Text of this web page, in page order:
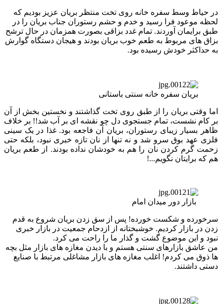
در حیاط وسط سفره خانه روی تخت منتظر بریان عزیز بودیم که
لحظه موعود فرا رسید و خدم و حشم رستوران جناب بریان را در
طبق برایمان آوردند. تمام غدد بزاقی بصورت همزمان در حال ترشح
بزاق های مربوط به طعم خوب بریان بودند و هیجان دستگاه گوارش
به حداکثر خودش رسیده بود.
بریان سفره خانه سنتی باستانی
اما وقتی بریان را از طبق روی تخت گذاشتند و نخستین بخش از آن
بر کام نشست، تمام جستجوی دل چو نقشه ای بر آب شد!! بر خلاف
ظاهر بسیار زیبای رستوران، بریان آن فاجعه بود. غذا در یک سینی
فلزی عهد بوق سرو شد و نه تنها از نان تازه خبری نبود، بلکه حتی
زحمت گرم کردن نان را هم به خودشان نداده بودند. از طعم بریان
هم که برایتان نگویم...!
بازار دور میدان امام
سرخورده و شکست خورده! پس از سق زدن بریان شروع به قدم
زدن در بازار کردیم. خوشبختانه از ازدحام جمعیت در بازار خبری
نبود و این موضوع گشت و گذار ما را راحت می کرد.
من عاشق بازارهای سنتی هستم و با دیدن مغازه های بازار مثل بچه
ها ذوق می کردم! اغلب مغازه های بازار مشاغلی مرتبط با صنایع
دستی داشتند.